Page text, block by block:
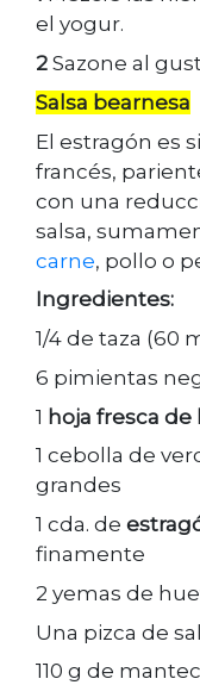
el yogur.
2 Sazone al
Salsa bearnesa
El estragón es
francés,
con una
salsa,
carne, pollo o
Ingredientes:
1/4 de taza (60
6 pimientas
1 hoja fresca de
1 cebolla de
grandes
1 cda. de
finamente
2 yemas de
Una pizca de
110 g de